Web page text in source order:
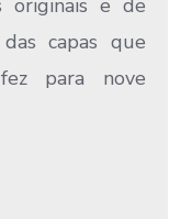
originais e de
capas que
fez para nove